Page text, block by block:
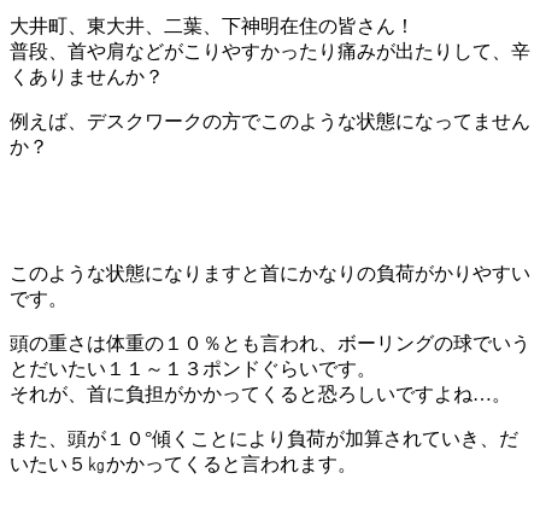
大井町、東大井、二葉、下神明在住の皆さん！
普段、首や肩などがこりやすかったり痛みが出たりして、辛
くありませんか？
例えば、デスクワークの方でこのような状態になってません
か？
このような状態になりますと首にかなりの負荷がかりやすい
です。
頭の重さは体重の１０％とも言われ、ボーリングの球でいう
とだいたい１１～１３ポンドぐらいです。
それが、首に負担がかかってくると恐ろしいですよね…。
また、頭が１０°傾くことにより負荷が加算されていき、だ
いたい５㎏かかってくると言われます。